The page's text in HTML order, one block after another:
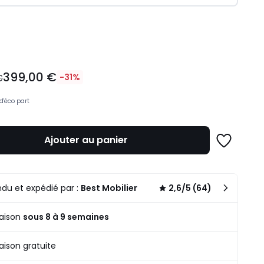
399,00 € -31%
d'éco part
Ajouter au panier
Ajouter
et expédié par : Best Mobilier 2,6/5 (64)
sous 8 à 9 semaines
gratuite